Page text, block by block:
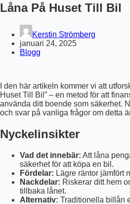
Låna På Huset Till Bil
Kerstin Strömberg
januari 24, 2025
Blogg
I den här artikeln kommer vi att
Huset Till Bil” – en metod för att
använda ditt boende som säkerhet.
och svar på vanliga frågor om detta
Nyckelinsikter
Vad det innebär: Att låna
säkerhet för att köpa en bil.
Fördelar: Lägre räntor jämfört
Nackdelar: Riskerar ditt hem
tillbaka lånet.
Alternativ: Traditionella billån